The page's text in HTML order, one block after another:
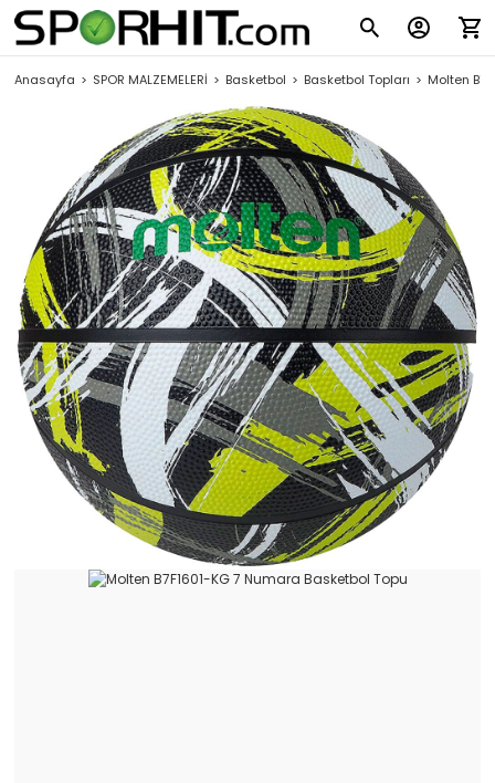
Anasayfa SPOR MALZEMELERİ Basketbol Basketbol Topları Molten